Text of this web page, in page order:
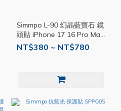
Simmpo L-90 幻晶藍寶石 鏡
頭貼 iPhone 17 16 Pro Max
Air 系列 SPP010
NT$380 ~ NT$780